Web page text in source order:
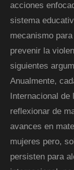
acciones
sistema
mecanismo
prevenir la
siguientes
Anualmente,
Internacional
reflexionar de
avances en
mujeres pero,
persisten para